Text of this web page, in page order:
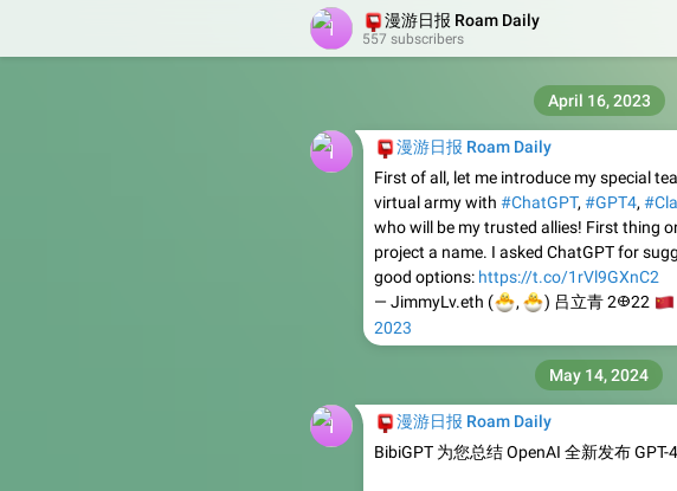
📮漫游日报 Roam Daily
557 subscribers
📮漫游日报 Roam Daily
First of all, let me introduce my special
virtual army with #ChatGPT, #GPT4,
who will be my trusted allies! First thing
project a name. I asked ChatGPT for
good options: https://t.co/1rVl9GXnC2
— JimmyLv.eth (
🐣
,
🐣) 吕立青 2𐃏22
2023
April 16, 2023
📮漫游日报 Roam Daily
BibiGPT 为您总结 OpenAI 全新发布 GPT-
May 14, 2024